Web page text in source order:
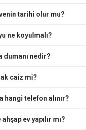
tarihi olur mu?
ne koyulmalı?
dumanı nedir?
caiz mi?
hangi telefon alınır?
ev yapılır mı?